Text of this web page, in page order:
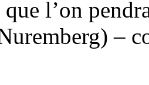
que l’on
–